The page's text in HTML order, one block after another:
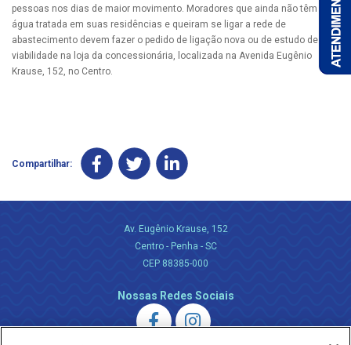
pessoas nos dias de maior movimento. Moradores que ainda não têm
água tratada em suas residências e queiram se ligar a rede de
abastecimento devem fazer o pedido de ligação nova ou de estudo de
viabilidade na loja da concessionária, localizada na Avenida Eugênio
Krause, 152, no Centro.
Compartilhar:
Av. Eugênio Krause, 152
Centro - Penha - SC
CEP 88385-000
Nossas Redes Sociais